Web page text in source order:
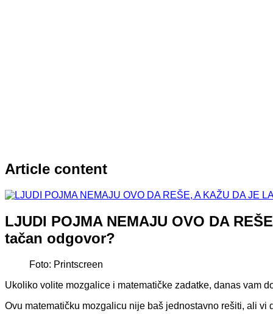
Article content
LJUDI POJMA NEMAJU OVO DA
tačan odgovor?
Foto: Printscreen
Ukoliko volite mozgalice i matematičke zadatke, danas vam
Ovu matematičku mozgalicu nije baš jednostavno rešiti, ali vi